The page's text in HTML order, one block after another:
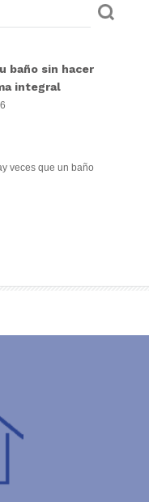
baño sin hacer
integral
veces que un baño